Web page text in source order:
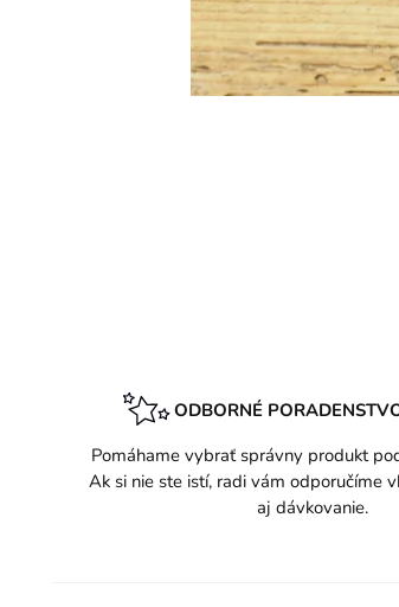
ODBORNÉ
Pomáhame vybrať správny produkt
Ak si nie ste istí, radi vám odporučíme
aj dávkovanie.